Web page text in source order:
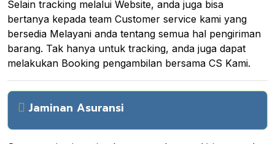
Selain tracking melalui Website, anda juga bisa
bertanya kepada team Customer service kami yang
bersedia Melayani anda tentang semua hal pengiriman
barang. Tak hanya untuk tracking, anda juga dapat
melakukan Booking pengambilan bersama CS Kami.
Jaminan Asuransi